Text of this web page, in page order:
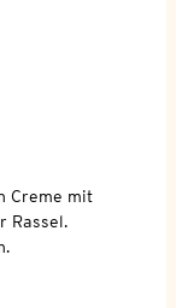
Creme mit
Rassel.